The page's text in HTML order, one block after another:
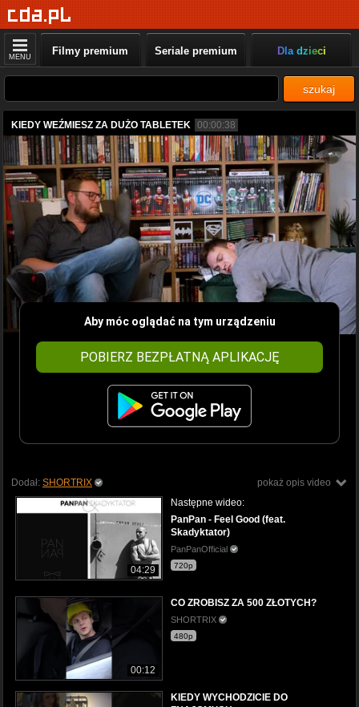
MENU Filmy premium Seriale premium Dla dzieci
szukaj
KIEDY WEŹMIESZ ZA DUŻO TABLETEK 00:00:38
Aby móc oglądać na tym urządzeniu
POBIERZ BEZPŁATNĄ APLIKACJĘ
pokaż opis video
Dodał: SHORTRIX
04:29
Następne wideo:
PanPan - Feel Good (feat.
Skadyktator)
PanPanOfficial
720p
00:12
CO ZROBISZ ZA 500 ZŁOTYCH?
SHORTRIX
480p
KIEDY WYCHODZICIE DO